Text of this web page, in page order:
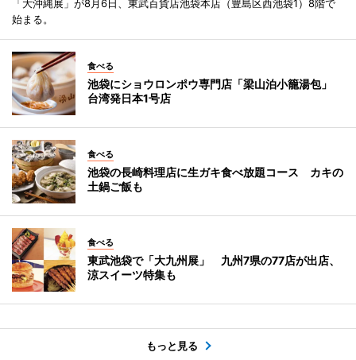
「大沖縄展」が8月6日、東武百貨店池袋本店（豊島区西池袋1）8階で
始まる。
食べる
池袋にショウロンポウ専門店「梁山泊小籠湯包」
台湾発日本1号店
食べる
池袋の長崎料理店に生ガキ食べ放題コース カキの
土鍋ご飯も
食べる
東武池袋で「大九州展」 九州7県の77店が出店、
涼スイーツ特集も
もっと見る